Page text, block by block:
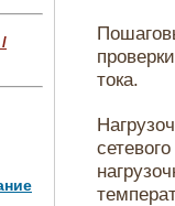
МВт,
тока.